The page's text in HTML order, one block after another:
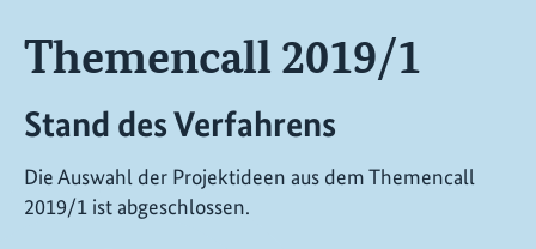
Themencall 2019/1
Stand des Verfahrens
Die Auswahl der Projektideen aus dem Themencall
2019/1 ist abgeschlossen.